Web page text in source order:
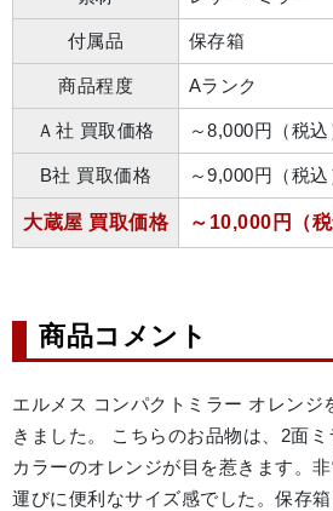
付属品 保存箱
商品程度 Aランク
Ａ社 買取価格 ～8,000円（税込
B社 買取価格 ～9,000円（税込
大蔵屋 買取価格 ～10,000円（税
商品コメント
エルメス コンパクトミラー オレンジ
きました。 こちらのお品物は、2面
カラーのオレンジが目を惹きます。
運びに便利なサイズ感でした。保存